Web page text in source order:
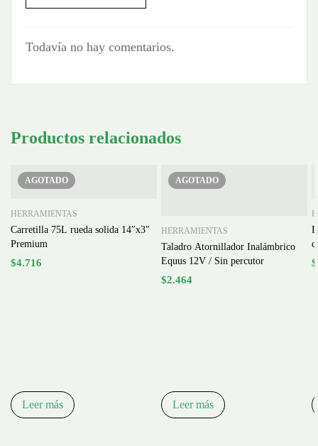
Todavía no hay comentarios.
Productos relacionados
AGOTADO
HERRAMIENTAS
Carretilla 75L rueda solida 14″x3″
Premium
$4.716
Leer más
AGOTADO
HERRAMIENTAS
Taladro Atornillador Inalámbrico
Equus 12V / Sin percutor
$2.464
Leer más
$